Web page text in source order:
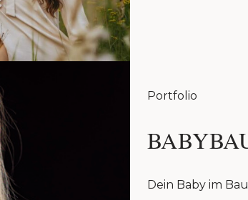
Portfolio
Dein Baby im